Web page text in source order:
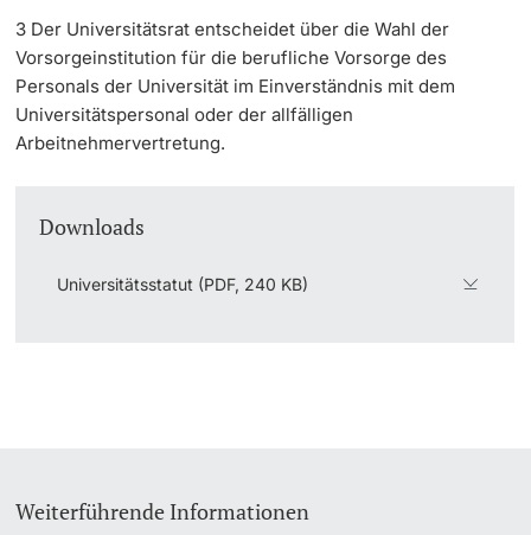
3 Der Universitätsrat entscheidet über die Wahl der
Vorsorgeinstitution für die berufliche Vorsorge des
Personals der Universität im Einverständnis mit dem
Universitätspersonal oder der allfälligen
Arbeitnehmervertretung.
Downloads
Universitätsstatut (PDF, 240 KB)
Weiterführende Informationen